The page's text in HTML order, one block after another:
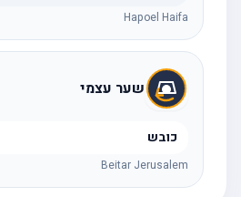
Hapoel Haifa
שער עצמי
כובש
Beitar Jerusalem